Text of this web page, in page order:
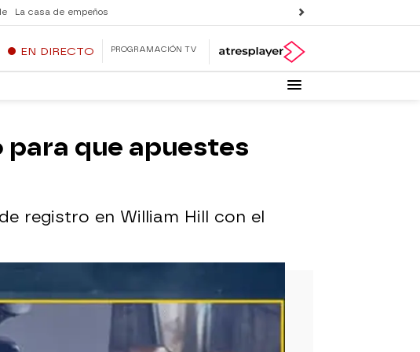
La casa de empeños
EN DIRECTO PROGRAMACIÓN TV
que apuestes
registro en William Hill con el